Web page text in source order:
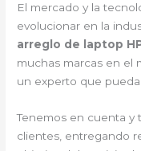
El mercado y la
evolucionar en la
arreglo de laptop
muchas marcas en el
un experto que
Tenemos en cuenta y
clientes, entregando